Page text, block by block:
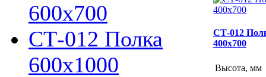
600х700
СТ-012 Полка
600х1000
СТ-012
400х700
Высота, мм